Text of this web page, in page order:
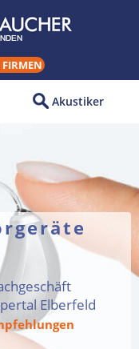
FIRMEN
Akustiker
Elberfeld